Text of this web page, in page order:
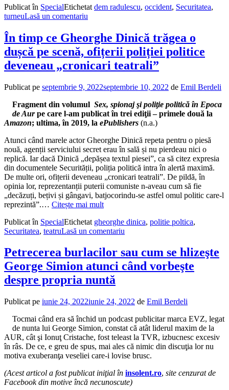
Publicat în SpecialEtichetat dem radulescu, occident, Securitatea,
turneuLasă un comentariu
În timp ce Gheorghe Dinică trăgea o
dușcă pe scenă, ofițerii poliției politice
deveneau „cronicari teatrali”
Publicat pe septembrie 9, 2022septembrie 10, 2022 de Emil Berdeli
Fragment din volumul Sex, spionaj şi poliţie politică în Epoca
de Aurpe care l-am publicat în trei ediţii – primele două la
Amazon; ultima, în 2019, la ePublishers (n.a.)
Atunci când marele actor Gheorghe Dinică repeta pentru o piesă
nouă, agenții serviciului secret erau în sală și nu pierdeau nici o
replică. Iar dacă Dinică „depășea textul piesei”, ca să citez expresia
din documentele Securității, poliția politică intra în alertă maximă.
De multe ori, ofițerii deveneau „cronicari teatrali”. De pildă, în
opinia lor, reprezentanții puterii comuniste n-aveau cum să fie
„decăzuți, bețivi și gângavi, batjocorindu-se astfel omul politic care-l
reprezintă”.… Citește mai mult
Publicat în SpecialEtichetat gheorghe dinica, politie poltica,
Securitatea, teatruLasă un comentariu
Petrecerea burlacilor sau cum se hlizeşte
George Simion atunci când vorbeşte
despre propria nuntă
Publicat pe iunie 24, 2022iunie 24, 2022 de Emil Berdeli
Tocmai când era să închid un podcast publicitar marca EVZ, legat
de nunta lui George Simion, constat că atât liderul maxim de la
AUR, cât şi Ionuţ Cristache, fost teleast la TVR, izbucnesc excesiv
în râs. De ce, e greu de spus, mai ales că nimic din discuţia lor nu
motiva exuberanţa veseliei care-i lovise brusc.
(Acest articol a fost publicat iniţial în insolent.ro, site cenzurat de
Facebook din motive încă necunoscute)